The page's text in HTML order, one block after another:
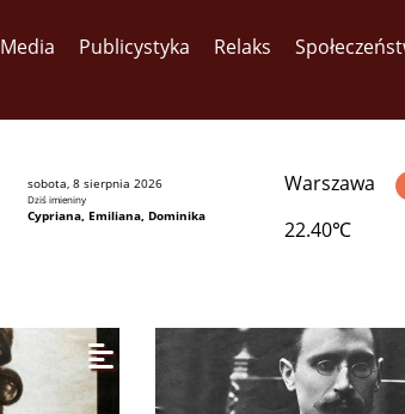
Media Publicystyka Relaks
sobota, 8 sierpnia 2026
Dziś imieniny
Cypriana, Emiliana, Dominika
Warszawa
22.40℃